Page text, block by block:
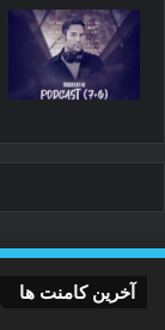
آخرین کامنت ها